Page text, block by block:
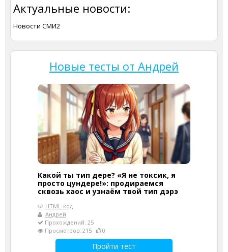
Актуальные новости:
Новости СМИ2
Новые тесты от Андрей
Какой ты тип дере? «Я не токсик, я
просто цундере!»: продираемся
сквозь хаос и узнаём твой тип дэрэ
HTML-код
Андрей
Прохождений: 25
Просмотров: 215
0
Пройти тест